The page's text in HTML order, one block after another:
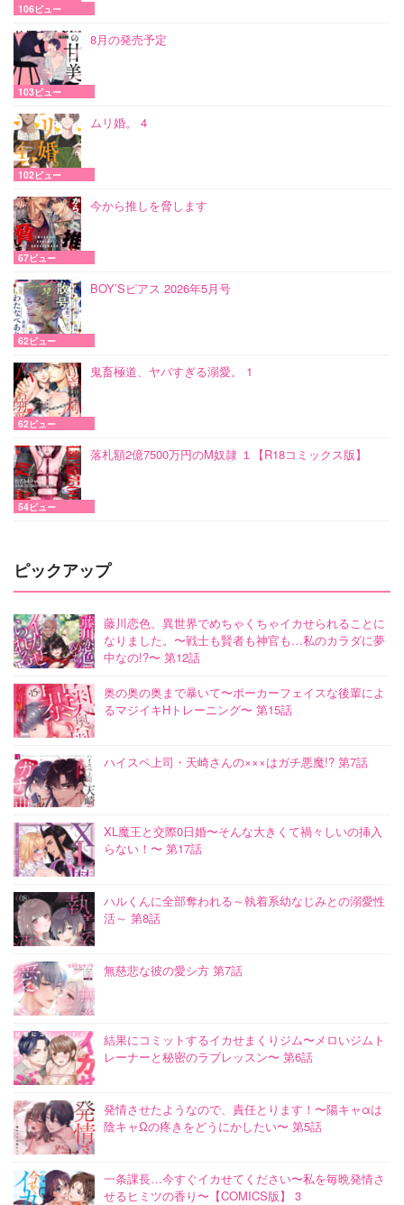
106ビュー
8月の発売予定
103ビュー
ムリ婚。 4
102ビュー
今から推しを脅します
67ビュー
BOY’Sピアス 2026年5月号
62ビュー
鬼畜極道、ヤバすぎる溺愛。 1
62ビュー
落札額2億7500万円のM奴隷 １【R18コミックス版】
54ビュー
ピックアップ
藤川恋色、異世界でめちゃくちゃイカせられることに
なりました。〜戦士も賢者も神官も…私のカラダに夢
中なの!?〜 第12話
奥の奥の奥まで暴いて〜ポーカーフェイスな後輩によ
るマジイキHトレーニング〜 第15話
ハイスペ上司・天崎さんの×××はガチ悪魔!? 第7話
XL魔王と交際0日婚〜そんな大きくて禍々しいの挿入
らない！〜 第17話
ハルくんに全部奪われる～執着系幼なじみとの溺愛性
活～ 第8話
無慈悲な彼の愛シ方 第7話
結果にコミットするイカせまくりジム〜メロいジムト
レーナーと秘密のラブレッスン〜 第6話
発情させたようなので、責任とります！〜陽キャαは
陰キャΩの疼きをどうにかしたい〜 第5話
一条課長…今すぐイカせてください〜私を毎晩発情さ
せるヒミツの香り〜【COMICS版】 3